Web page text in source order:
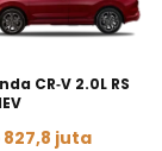
CR‑V 2.0L RS
827,8 juta